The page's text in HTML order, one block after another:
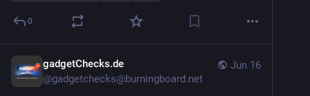
0
Jun 16
gadgetChecks.de
@gadgetchecks@burningboard.net